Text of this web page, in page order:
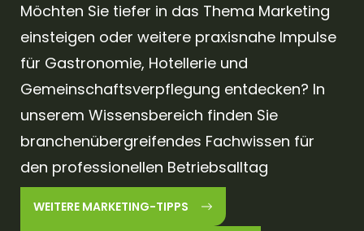
Möchten Sie tiefer in das Thema Marketing
einsteigen oder weitere praxisnahe Impulse
für Gastronomie, Hotellerie und
Gemeinschaftsverpflegung entdecken? In
unserem Wissensbereich finden Sie
branchenübergreifendes Fachwissen für
den professionellen Betriebsalltag
WEITERE MARKETING-TIPPS